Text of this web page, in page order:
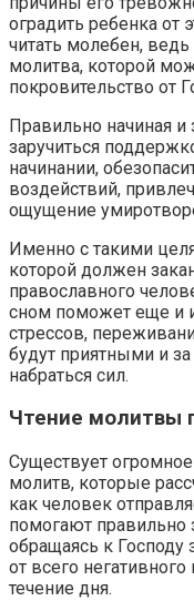
оградить ребенка от
читать молебен,
молитва, которой
покровительство от
Правильно начиная
заручиться
начинании,
воздействий,
ощущение
Именно с такими
которой должен
православного
сном поможет еще и
стрессов,
будут приятными и
набраться сил.
Чтение молитвы
Существует
молитв, которые
как человек
помогают правильно
обращаясь к Господу
от всего
течение дня.